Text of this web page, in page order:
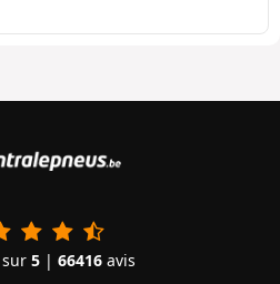
sur 5 | 66416 avis